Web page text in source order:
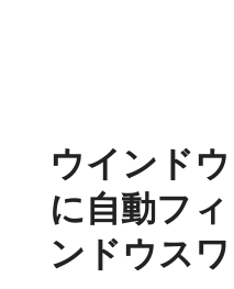
ウインド
に自動フ
ンドウスワ